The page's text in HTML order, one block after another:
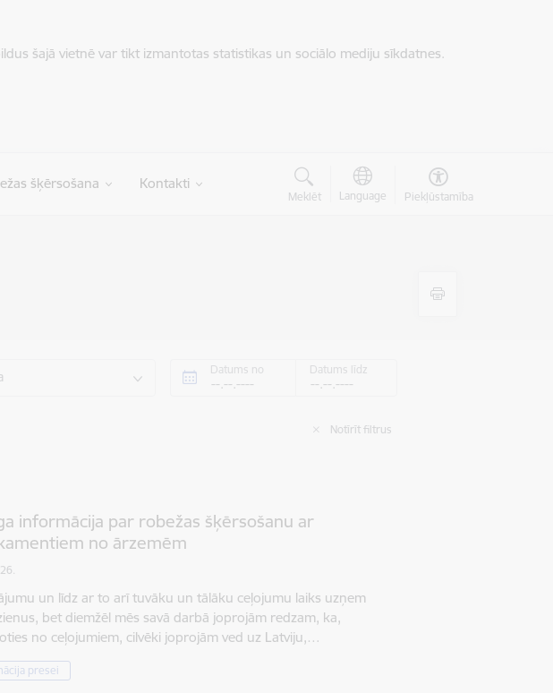
šajā vietnē var tikt izmantotas statistikas un sociālo mediju sīkdatnes.
šķērsošana Kontakti
Meklēt Language Piekļūstamība
Datums no Datums līdz
Notīrīt filtrus
informācija par robežas šķērsošanu ar
no ārzemēm
un līdz ar to arī tuvāku un tālāku ceļojumu laiks uzņem
bet diemžēl mēs savā darbā joprojām redzam, ka,
no ceļojumiem, cilvēki joprojām ved uz Latviju,…
presei